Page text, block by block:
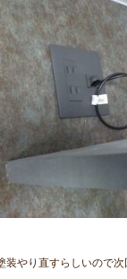
装やり直すらしいので次